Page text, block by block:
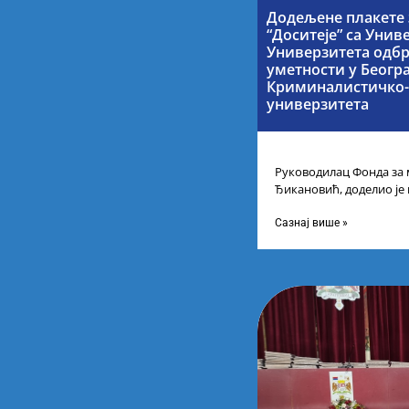
Додељене плакете
“Доситеје” са
Универзитета
уметности у
универзитета
Руководилац Фонда
Ђикановић, доделио
Научно-технолошком
Сазнај више »